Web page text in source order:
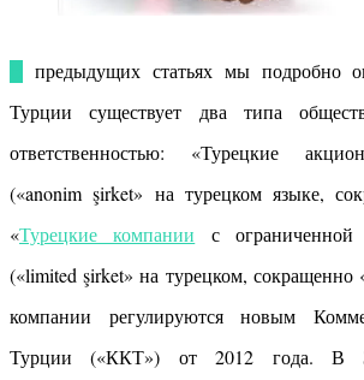
Турции существует два типа
ответственностью: «Турецкие
(«anonim şirket» на турецком языке,
«Турецкие компании с ограниченной
(«limited şirket» на турецком,
компании регулируются новым
Турции («ККТ») от 2012 года. В